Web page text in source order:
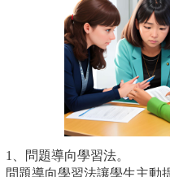
1、問題導向學習法。
問題導向學習法讓學生主動